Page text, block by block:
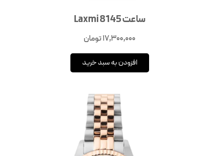
ساعت Laxmi 8145
17,300,000تومان
افزودن به سبد خرید